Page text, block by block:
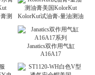
测
KolorKut试油膏-量油测油
Janatics双作用气缸
A16A17